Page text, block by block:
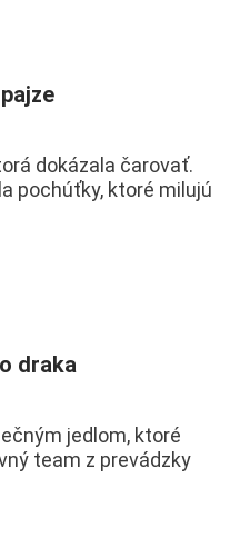
dokázala čarovať.
pochúťky, ktoré milujú
draka
jedlom, ktoré
team z prevádzky